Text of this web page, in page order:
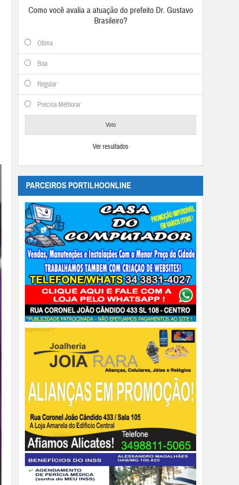
Como você avalia a atuação do prefeito Dr. Gustavo
Brasileiro?
Otima
Boa
Regular
Precisa Melhorar
Ver resultados
PARCEIROS PORTILHOONLINE